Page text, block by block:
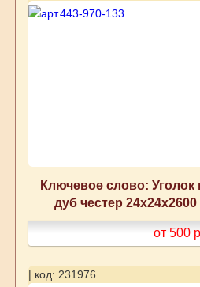
Ключевое слово:
дуб честер
от 500
| код: 231976